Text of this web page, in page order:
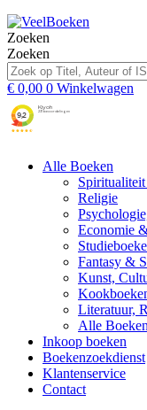
Zoeken
Zoeken
€ 0,00 0 Winkelwagen
Alle Boeken
Religie
Economie
Fantasy &
Kunst,
Literatuur,
Alle Boeken
Inkoop boeken
Boekenzoekdienst
Klantenservice
Contact